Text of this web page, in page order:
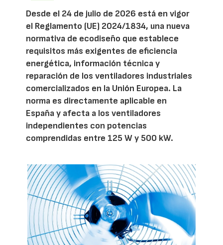
Desde el 24 de julio de 2026 está en vigor
el Reglamento (UE) 2024/1834, una nueva
normativa de ecodiseño que establece
requisitos más exigentes de eficiencia
energética, información técnica y
reparación de los ventiladores industriales
comercializados en la Unión Europea. La
norma es directamente aplicable en
España y afecta a los ventiladores
independientes con potencias
comprendidas entre 125 W y 500 kW.